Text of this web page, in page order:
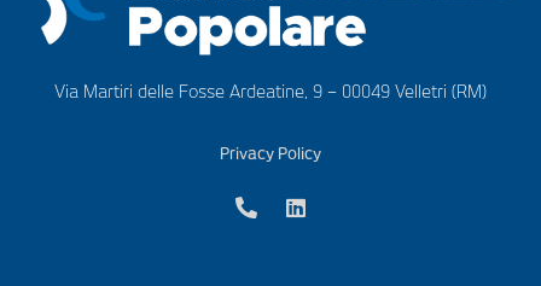
Via Martiri delle Fosse Ardeatine, 9 – 00049 Velletri (RM)
Privacy Policy